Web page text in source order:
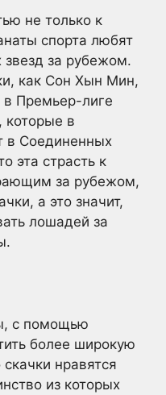
не только к
спорта любят
звезд за рубежом.
как Сон Хын Мин,
в Премьер-лиге
которые в
в Соединенных
эта страсть к
за рубежом,
а это значит,
лошадей за
с помощью
более широкую
нравятся
из которых